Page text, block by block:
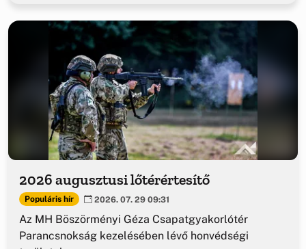
2026 augusztusi lőtérértesítő
Populáris hír 2026. 07. 29 09:31
Az MH Böszörményi Géza Csapatgyakorlótér
Parancsnokság kezelésében lévő honvédségi